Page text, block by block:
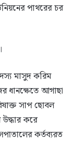
পাথরের চর
মাসুদ করিম
ধানক্ষেতে আগাছা
সাপ ছোবল
করে
কর্তব্যরত